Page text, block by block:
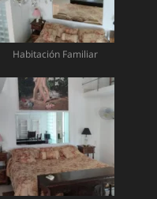
Habitación Familiar